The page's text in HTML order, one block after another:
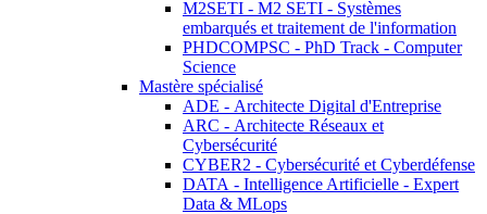
M2SETI - M2 SETI - Systèmes
embarqués et traitement de l'information
PHDCOMPSC - PhD Track - Computer
Science
Mastère spécialisé
ADE - Architecte Digital d'Entreprise
ARC - Architecte Réseaux et
Cybersécurité
CYBER2 - Cybersécurité et Cyberdéfense
DATA - Intelligence Artificielle - Expert
Data & MLops